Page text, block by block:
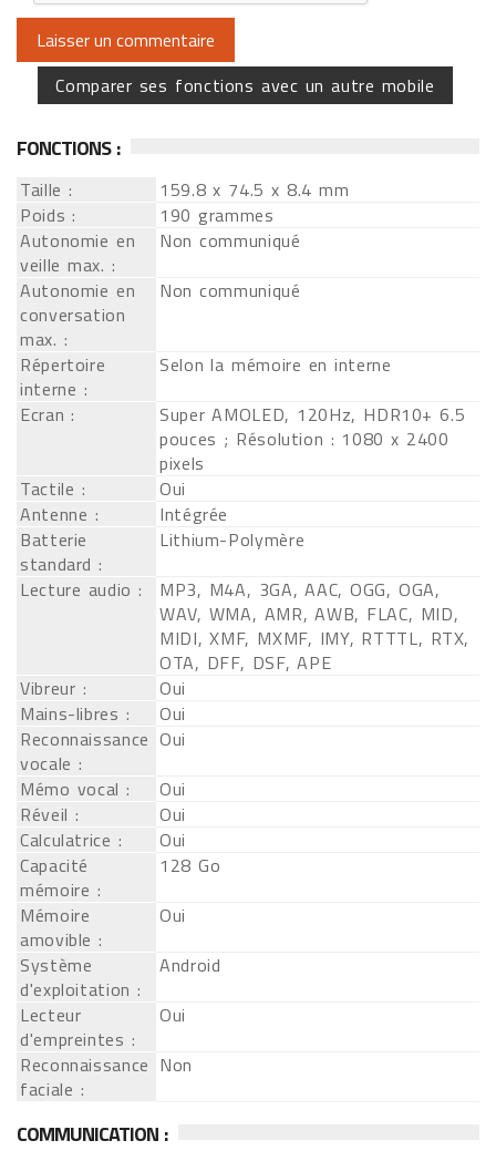
Comparer ses fonctions avec un autre mobile
FONCTIONS :
Taille :
159.8 x 74.5 x 8.4 mm
Poids :
190 grammes
Autonomie en
veille max. :
Non communiqué
Autonomie en
conversation
max. :
Non communiqué
Répertoire
interne :
Selon la mémoire en interne
Ecran :
Super AMOLED, 120Hz, HDR10+ 6.5
pouces ; Résolution : 1080 x 2400
pixels
Tactile :
Oui
Antenne :
Intégrée
Batterie
standard :
Lithium-Polymère
Lecture audio :
MP3, M4A, 3GA, AAC, OGG, OGA,
WAV, WMA, AMR, AWB, FLAC, MID,
MIDI, XMF, MXMF, IMY, RTTTL, RTX,
OTA, DFF, DSF, APE
Vibreur :
Oui
Mains-libres :
Oui
Reconnaissance
vocale :
Oui
Mémo vocal :
Oui
Réveil :
Oui
Calculatrice :
Oui
Capacité
mémoire :
128 Go
Mémoire
amovible :
Oui
Système
d'exploitation :
Android
Lecteur
d'empreintes :
Oui
Reconnaissance
faciale :
Non
COMMUNICATION :